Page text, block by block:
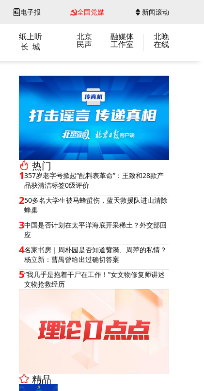
电子报 全国党媒 新闻滚动
纸上听
长 城
北京
民声
融媒体
工作室
北晚
在线
热门
1357岁老字号掀起“配料表革命”：王致和28款产
品获清洁标签0级评价
250多名大学生被马蜂蜇伤，蓝天救援队进山清除
蜂巢
3中国是否计划在太平洋海底开采稀土？外交部回
应
4名家书房｜周朴园是否知道蘩漪、周萍的私情？
杨立新：曹禺曾给出过确切答案
5“我几乎是抱着干尸在工作！”女文物修复师讲述
文物抢救经历
精品